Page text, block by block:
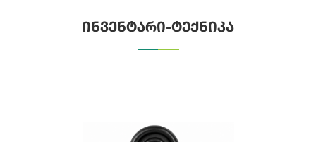
ინვენტარი-ტექნიკა